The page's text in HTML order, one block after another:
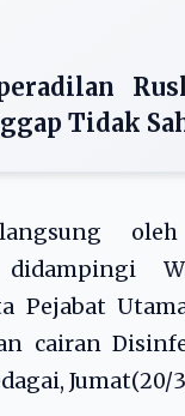
Tidak
oleh
Pejabat
cairan